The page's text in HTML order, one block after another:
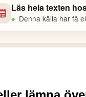
Läs hela texten
• Denna källa har få